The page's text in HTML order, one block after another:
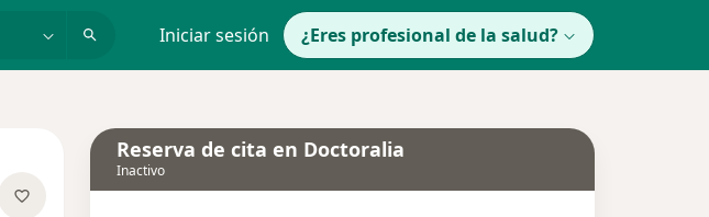
Iniciar sesión ¿Eres profesional de la salud?
Reserva de cita en Doctoralia
Inactivo